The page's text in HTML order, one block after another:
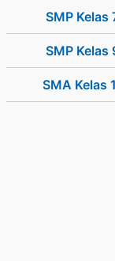
SMP Kelas
SMP Kelas
SMA Kelas